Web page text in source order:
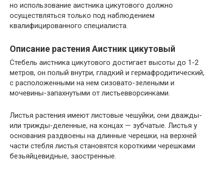
но использование аистника цикутового должно
осуществляться только под наблюдением
квалифицированного специалиста.
Описание растения Аистник цикутовый
Стебель аистника цикутового достигает высоты до 1-2
метров, он полый внутри, гладкий и гермафродитический,
с расположенными на нем сизовато-зелеными и
мочевины-запахнутыми от листьевворсинками.
Листья растения имеют листовые чешуйки, они дважды-
или трижды-деленные, на концах — зубчатые. Листья у
основания раздвоены на длинные черешки, на верхней
части стебля листья становятся короткими черешками
безьяйцевидные, заостренные.